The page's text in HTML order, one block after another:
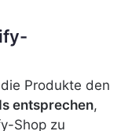
Produkte den
entsprechen,
Shop zu